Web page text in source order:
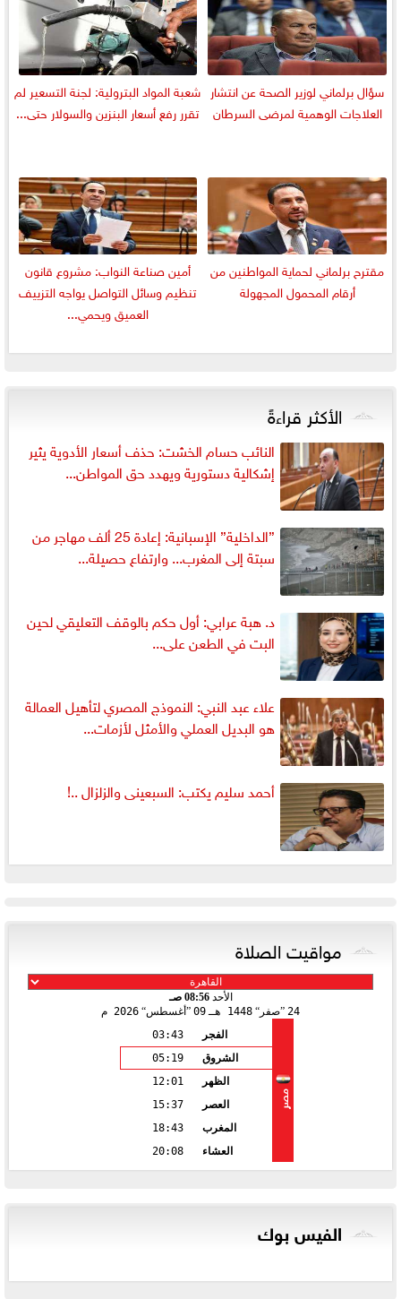
سؤال برلماني لوزير الصحة عن انتشار
العلاجات الوهمية لمرضى السرطان
شعبة المواد البترولية: لجنة التسعير لم
تقرر رفع أسعار البنزين والسولار حتى...
مقترح برلماني لحماية المواطنين من
أرقام المحمول المجهولة
أمين صناعة النواب: مشروع قانون
تنظيم وسائل التواصل يواجه التزييف
العميق ويحمي...
الأكثر قراءةً
النائب حسام الخشت: حذف أسعار الأدوية يثير
إشكالية دستورية ويهدد حق المواطن...
”الداخلية” الإسبانية: إعادة 25 ألف مهاجر من
سبتة إلى المغرب... وارتفاع حصيلة...
د. هبة عرابي: أول حكم بالوقف التعليقي لحين
البت في الطعن على...
علاء عبد النبي: النموذج المصري لتأهيل العمالة
هو البديل العملي والأمثل لأزمات...
أحمد سليم يكتب: السبعينى والزلزال ..!
مواقيت الصلاة
الأحد08:56 صـ
24
صفر 1448 هـ 09 أغسطس 2026 م
مصر
الفجر
03:43
الشروق
05:19
الظهر
12:01
العصر
15:37
المغرب
18:43
العشاء
20:08
الفيس بوك